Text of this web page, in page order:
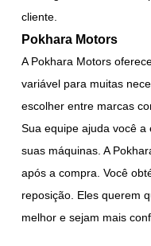
cliente.
Pokhara Motors
A Pokhara Motors
variável para muitas
escolher entre marcas
Sua equipe ajuda você
suas máquinas. A
após a compra. Você
reposição. Eles querem
melhor e sejam mais